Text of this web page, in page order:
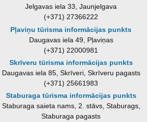
Jelgavas iela 33, Jaunjelgava
(+371) 27366222
Pļaviņu tūrisma informācijas punkts
Daugavas iela 49, Pļaviņas
(+371) 22000981
Skrīveru tūrisma informācijas punkts
Daugavas iela 85, Skrīveri, Skrīveru pagasts
(+371) 25661983
Staburaga tūrisma informācijas punkts
Staburaga saieta nams, 2. stāvs, Staburags,
Staburaga pagasts